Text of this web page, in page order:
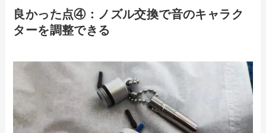
良かった点④： ノズル交換で音のキャラク
ターを調整できる